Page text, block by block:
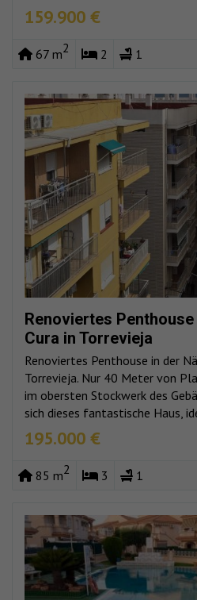
159.900 €
67 m2 2 1
Renoviertes
Cura in Torrevieja
Renoviertes Penthouse in der
Torrevieja. Nur 40 Meter von
im obersten Stockwerk des
sich dieses fantastische Haus,
195.000 €
85 m2 3 1